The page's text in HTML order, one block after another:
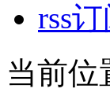
rss订
当前位